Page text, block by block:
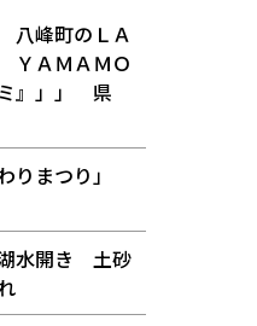
八峰町のＬＡ
ＡＭＡＭＯ
』」」 県
りまつり」
水開き 土砂